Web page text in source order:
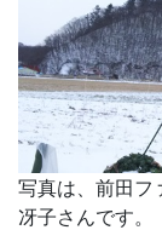
写真は、前田フ
冴子さんです。